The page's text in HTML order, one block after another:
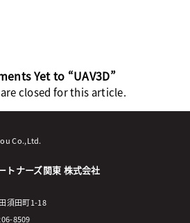
Yet to “UAV3D”
closed for this article.
Co.,Ltd.
トナーズ関東 株式会社
須田町1-18
8509